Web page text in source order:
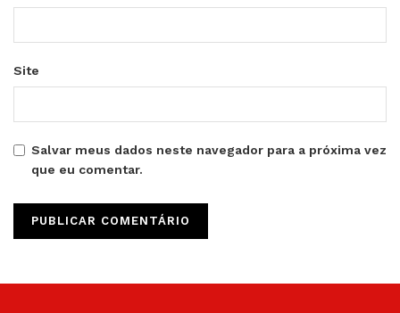
Site
Salvar meus dados neste navegador para a próxima vez
que eu comentar.